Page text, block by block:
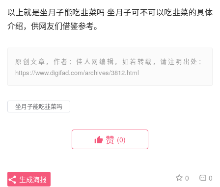
以上就是坐月子能吃韭菜吗 坐月子可不可以吃韭菜的具体
介绍，供网友们借鉴参考。
原创文章，作者：佳人网编辑，如若转载，请注明出处：
https://www.digifad.com/archives/3812.html
坐月子能吃韭菜吗
赞 (0)
0 0
生成海报